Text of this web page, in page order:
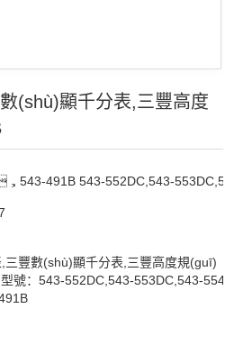
(shù)顯千分表,三豐高度
543-491B 543-552DC,543-
三豐數(shù)顯千分表,三豐高度規(guī)
號：543-552DC,543-553DC,543-